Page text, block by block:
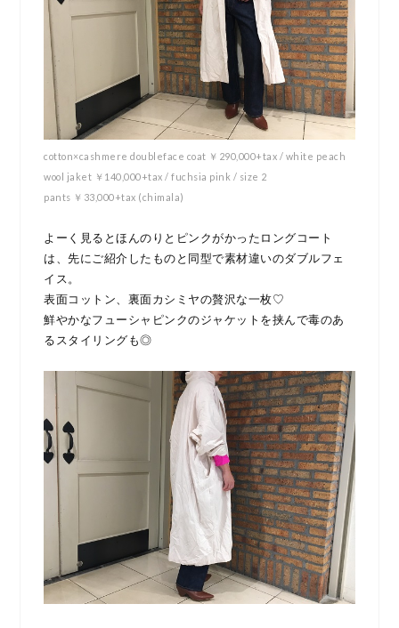
cotton×cashmere doubleface coat ￥290,000+tax / white peach
wool jaket ￥140,000+tax / fuchsia pink / size 2
pants ￥33,000+tax (chimala)
よーく見るとほんのりとピンクがかったロングコート
は、先にご紹介したものと同型で素材違いのダブルフェ
イス。
表面コットン、裏面カシミヤの贅沢な一枚♡
鮮やかなフューシャピンクのジャケットを挟んで毒のあ
るスタイリングも◎